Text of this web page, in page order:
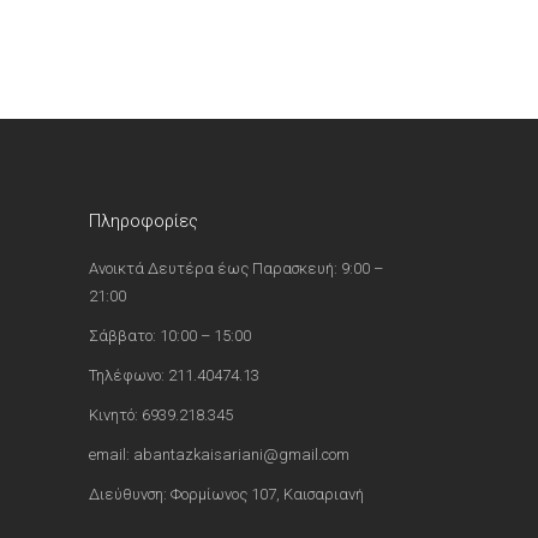
Πληροφορίες
Ανοικτά Δευτέρα έως Παρασκευή: 9:00 –
21:00
Σάββατο: 10:00 – 15:00
Τηλέφωνο: 211.40474.13
Κινητό: 6939.218.345
email: abantazkaisariani@gmail.com
Διεύθυνση: Φορμίωνος 107, Καισαριανή